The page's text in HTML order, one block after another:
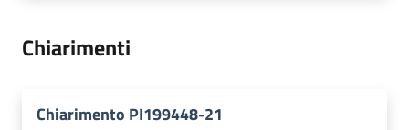
Chiarimenti
Chiarimento PI199448-21